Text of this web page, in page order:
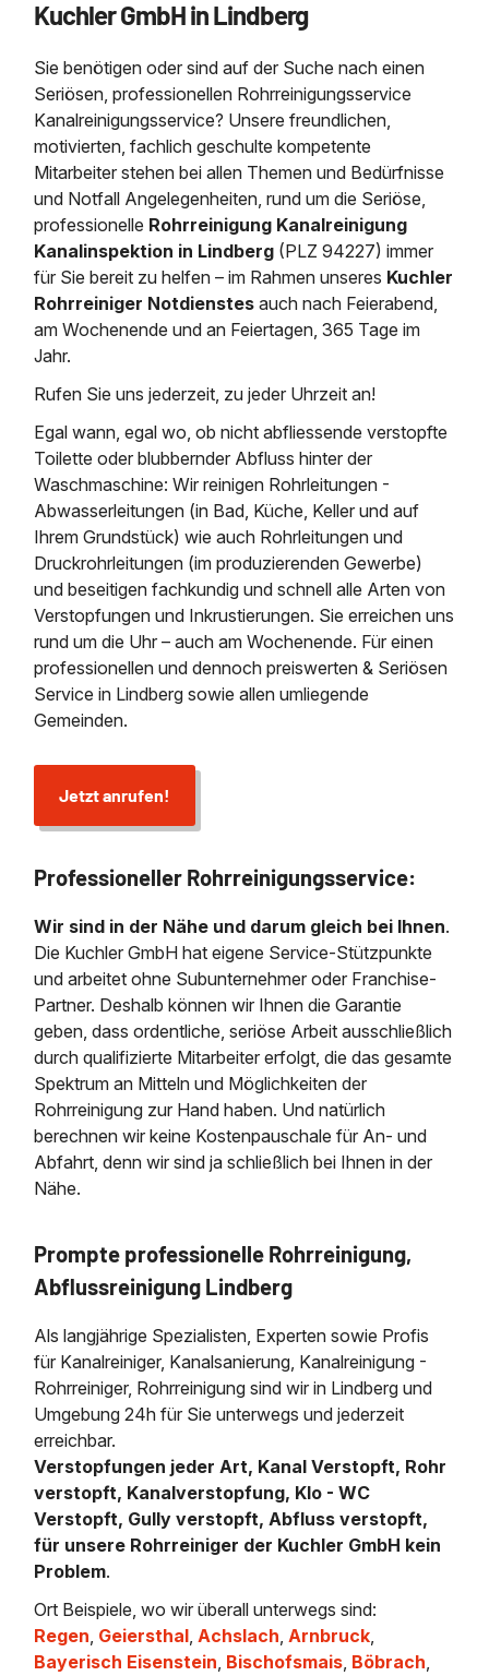
Kanalreinigung
Kanalinspektion
Grubenentleerung
24h Notdienst
Kosten Preise
Rohrreinigungsdienst
Wasserhaltung
Dükerreinigung
Entleerung und Reinigung
Grubenentleerung und
Sickerschacht Reinigung
Abfallzwischenlager
Austausch von
Schießstandsanierung -
Geschosssandfang
Mobile Schlamm-
Fettabscheider
Saugbagger / LuftförderanlageSaugbagger für Tiefbau
Saugbagger und Pumpen
Fermenter-Entleerung
Regenrückhaltebecken
Entschlammung
Trockensaugen von
etc.
Weitere Services mit
Heizung / Sanitär
Tiefbau
Unternehmen
Zertifikate /
Stellenangebote
Kontakt
Kuchler GmbH in Lindberg
Sie benötigen oder sind auf der Suche nach einen
Seriösen, professionellen Rohrreinigungsservice
Kanalreinigungsservice? Unsere freundlichen,
motivierten, fachlich geschulte kompetente
Mitarbeiter stehen bei allen Themen und Bedürfnisse
und Notfall Angelegenheiten, rund um die Seriöse,
professionelle Rohrreinigung Kanalreinigung
Kanalinspektion in Lindberg (PLZ 94227) immer
für Sie bereit zu helfen – im Rahmen unseres Kuchler
Rohrreiniger Notdienstes auch nach Feierabend,
am Wochenende und an Feiertagen, 365 Tage im
Jahr.
Rufen Sie uns jederzeit, zu jeder Uhrzeit an!
Egal wann, egal wo, ob nicht abfliessende verstopfte
Toilette oder blubbernder Abfluss hinter der
Waschmaschine: Wir reinigen Rohrleitungen -
Abwasserleitungen (in Bad, Küche, Keller und auf
Ihrem Grundstück) wie auch Rohrleitungen und
Druckrohrleitungen (im produzierenden Gewerbe)
und beseitigen fachkundig und schnell alle Arten von
Verstopfungen und Inkrustierungen. Sie erreichen uns
rund um die Uhr – auch am Wochenende. Für einen
professionellen und dennoch preiswerten & Seriösen
Service in Lindberg sowie allen umliegende
Gemeinden.
Jetzt anrufen!
Professioneller Rohrreinigungsservice:
Wir sind in der Nähe und darum gleich bei Ihnen.
Die Kuchler GmbH hat eigene Service-Stützpunkte
und arbeitet ohne Subunternehmer oder Franchise-
Partner. Deshalb können wir Ihnen die Garantie
geben, dass ordentliche, seriöse Arbeit ausschließlich
durch qualifizierte Mitarbeiter erfolgt, die das gesamte
Spektrum an Mitteln und Möglichkeiten der
Rohrreinigung zur Hand haben. Und natürlich
berechnen wir keine Kostenpauschale für An- und
Abfahrt, denn wir sind ja schließlich bei Ihnen in der
Nähe.
Prompte professionelle Rohrreinigung,
Abflussreinigung Lindberg
Als langjährige Spezialisten, Experten sowie Profis
für Kanalreiniger, Kanalsanierung, Kanalreinigung -
Rohrreiniger, Rohrreinigung sind wir in Lindberg und
Umgebung 24h für Sie unterwegs und jederzeit
erreichbar.
Verstopfungen jeder Art, Kanal Verstopft, Rohr
verstopft, Kanalverstopfung, Klo - WC
Verstopft, Gully verstopft, Abfluss verstopft,
für unsere Rohrreiniger der Kuchler GmbH kein
Problem.
Ort Beispiele, wo wir überall unterwegs sind:
Regen, Geiersthal,Achslach,Arnbruck,
Bayerisch Eisenstein, Bischofsmais, Böbrach,